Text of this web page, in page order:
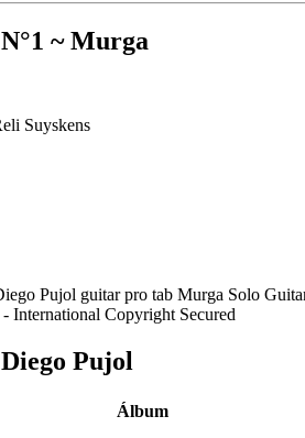
~ Murga
Suyskens
International Copyright Secured
Pujol
Álbum